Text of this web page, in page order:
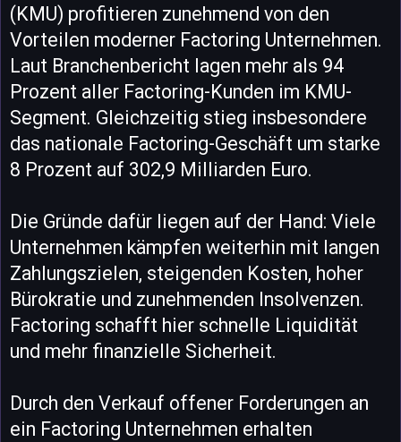
(KMU) profitieren zunehmend von den
Vorteilen moderner Factoring Unternehmen.
Laut Branchenbericht lagen mehr als 94
Prozent aller Factoring-Kunden im KMU-
Segment. Gleichzeitig stieg insbesondere
das nationale Factoring-Geschäft um starke
8 Prozent auf 302,9 Milliarden Euro.
Die Gründe dafür liegen auf der Hand: Viele
Unternehmen kämpfen weiterhin mit langen
Zahlungszielen, steigenden Kosten, hoher
Bürokratie und zunehmenden Insolvenzen.
Factoring schafft hier schnelle Liquidität
und mehr finanzielle Sicherheit.
Durch den Verkauf offener Forderungen an
ein Factoring Unternehmen erhalten